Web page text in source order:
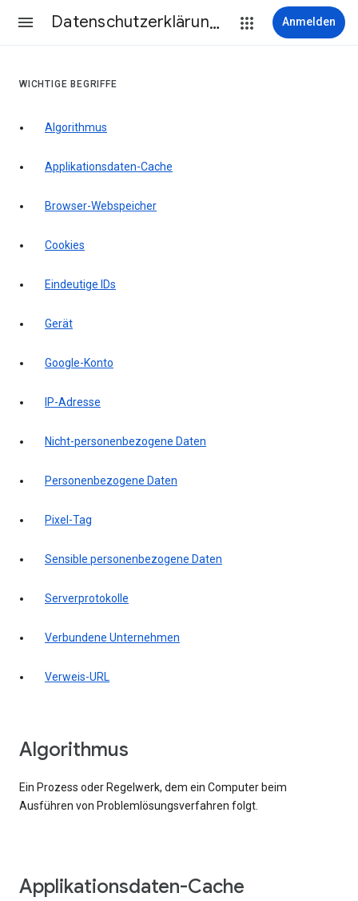
Datenschutzerklärung & Nutzungsbedingungen Anmelden
WICHTIGE BEGRIFFE
Algorithmus
Applikationsdaten-Cache
Browser-Webspeicher
Cookies
Eindeutige IDs
Gerät
Google-Konto
IP-Adresse
Nicht-personenbezogene Daten
Personenbezogene Daten
Pixel-Tag
Sensible personenbezogene Daten
Serverprotokolle
Verbundene Unternehmen
Verweis-URL
Algorithmus
Ein Prozess oder Regelwerk, dem ein Computer beim
Ausführen von Problemlösungsverfahren folgt.
Applikationsdaten-Cache